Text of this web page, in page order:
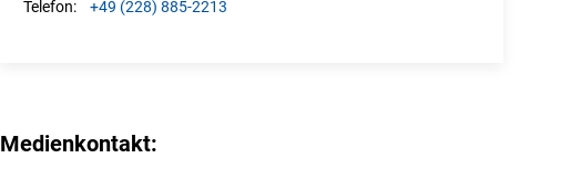
Telefon:
+49 (228) 885-2213
Medienkontakt: